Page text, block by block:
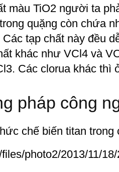
màu TiO2 người ta
quặng còn chứa
tạp chất này đều
khác như VCl4 ­ và
3. Các clorua khác thì
pháp công
chế biến titan trong